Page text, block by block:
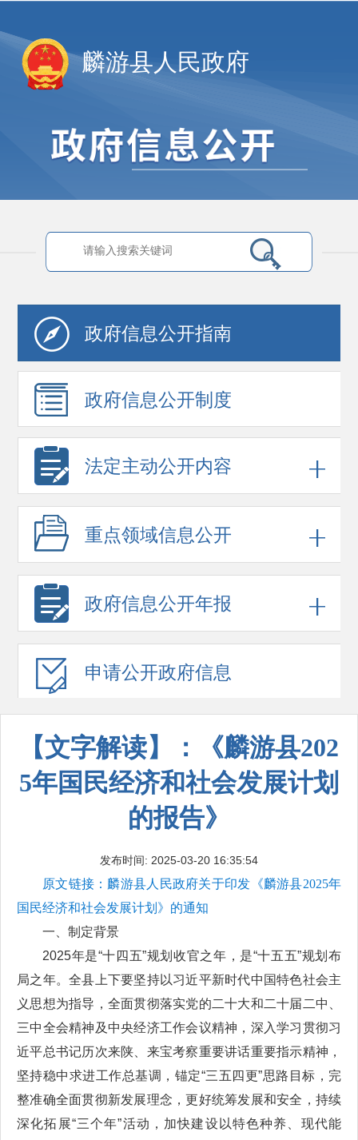
麟游县人民政府
政府信息公开指南
政府信息公开制度
法定主动公开内容
重点领域信息公开
政府信息公开年报
申请公开政府信息
【文字解读】：《麟游县202
5年国民经济和社会发展计划
的报告》
发布时间: 2025-03-20 16:35:54
原文链接：麟游县人民政府关于印发《麟游县2025年
国民经济和社会发展计划》的通知
一、制定背景
2025年是“十四五”规划收官之年，是“十五五”规划布
局之年。全县上下要坚持以习近平新时代中国特色社会主
义思想为指导，全面贯彻落实党的二十大和二十届二中、
三中全会精神及中央经济工作会议精神，深入学习贯彻习
近平总书记历次来陕、来宝考察重要讲话重要指示精神，
坚持稳中求进工作总基调，锚定“三五四更”思路目标，完
整准确全面贯彻新发展理念，更好统筹发展和安全，持续
深化拓展“三个年”活动，加快建设以特色种养、现代能